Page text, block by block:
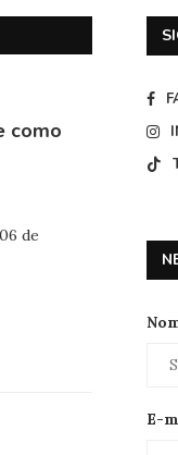
como
de
E-